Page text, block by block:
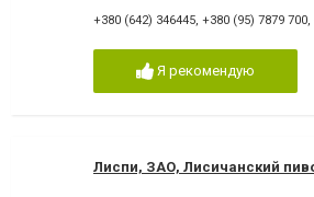
+380 (642) 346445, +380 (95) 7879 700,
Я рекомендую
Лиспи, ЗАО, Лисичанский